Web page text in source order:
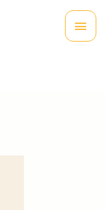
Menu